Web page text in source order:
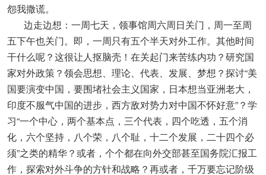
怨我撒谎。
边走边想：一周七天，领事馆周六周日关门，周一至周
五下午也关门。即，一周只有五个半天对外工作。其他时间
干什么呢？这很让人抠脑壳！在关起门来苦练内功？研究国
家对外政策？领会思想、理论、代表、发展、梦想？探讨“美
国要演变中国，要围堵社会主义国家，日本想当亚洲老大，
印度不服气中国的进步，西方敌对势力对中国不怀好意”？学
习“一个中心，两个基本点，三个代表，四个吃透，五个消
化，六个坚持，八个荣，八个耻，十二个发展，二十四个必
须”之类的精华？或者，个个都在向外交部甚至国务院汇报工
作，探索对外斗争的方针和战略？再或者，千万要忘记阶级